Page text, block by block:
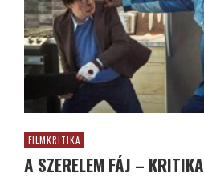
FILMKRITIKA
A SZERELEM FÁJ – KRITIKA